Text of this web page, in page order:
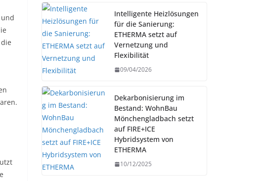
Intelligente Heizlösungen
für die Sanierung:
ETHERMA setzt auf
Vernetzung und
Flexibilität
09/04/2026
Dekarbonisierung im
Bestand: WohnBau
Mönchengladbach setzt
auf FIRE+ICE
Hybridsystem von
ETHERMA
10/12/2025